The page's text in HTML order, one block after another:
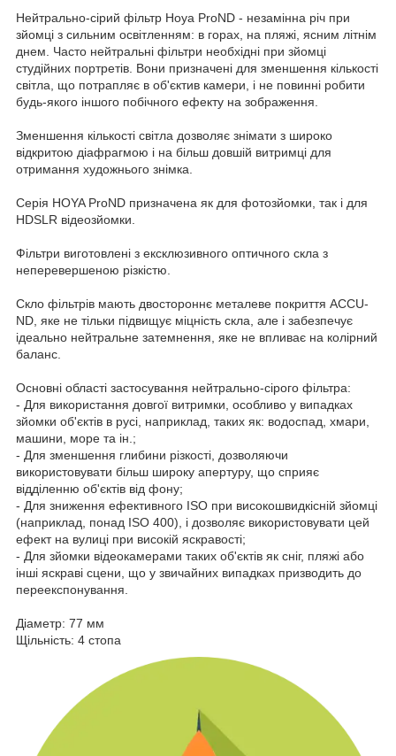
Нейтрально-сірий фільтр Hoya ProND - незамінна річ при
зйомці з сильним освітленням: в горах, на пляжі, ясним літнім
днем. Часто нейтральні фільтри необхідні при зйомці
студійних портретів. Вони призначені для зменшення кількості
світла, що потрапляє в об'єктив камери, і не повинні робити
будь-якого іншого побічного ефекту на зображення.
Зменшення кількості світла дозволяє знімати з широко
відкритою діафрагмою і на більш довшій витримці для
отримання художнього знімка.
Серія HOYA ProND призначена як для фотозйомки, так і для
HDSLR відеозйомки.
Фільтри виготовлені з ексклюзивного оптичного скла з
неперевершеною різкістю.
Скло фільтрів мають двостороннє металеве покриття ACCU-
ND, яке не тільки підвищує міцність скла, але і забезпечує
ідеально нейтральне затемнення, яке не впливає на колірний
баланс.
Основні області застосування нейтрально-сірого фільтра:
- Для використання довгої витримки, особливо у випадках
зйомки об'єктів в русі, наприклад, таких як: водоспад, хмари,
машини, море та ін.;
- Для зменшення глибини різкості, дозволяючи
використовувати більш широку апертуру, що сприяє
відділенню об'єктів від фону;
- Для зниження ефективного ISO при високошвидкісній зйомці
(наприклад, понад ISO 400), і дозволяє використовувати цей
ефект на вулиці при високій яскравості;
- Для зйомки відеокамерами таких об'єктів як сніг, пляжі або
інші яскраві сцени, що у звичайних випадках призводить до
переекспонування.
Діаметр: 77 мм
Щільність: 4 стопа